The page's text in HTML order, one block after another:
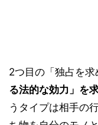
2つ目の「独占を
る法的な効力」を
うタイプは相手の